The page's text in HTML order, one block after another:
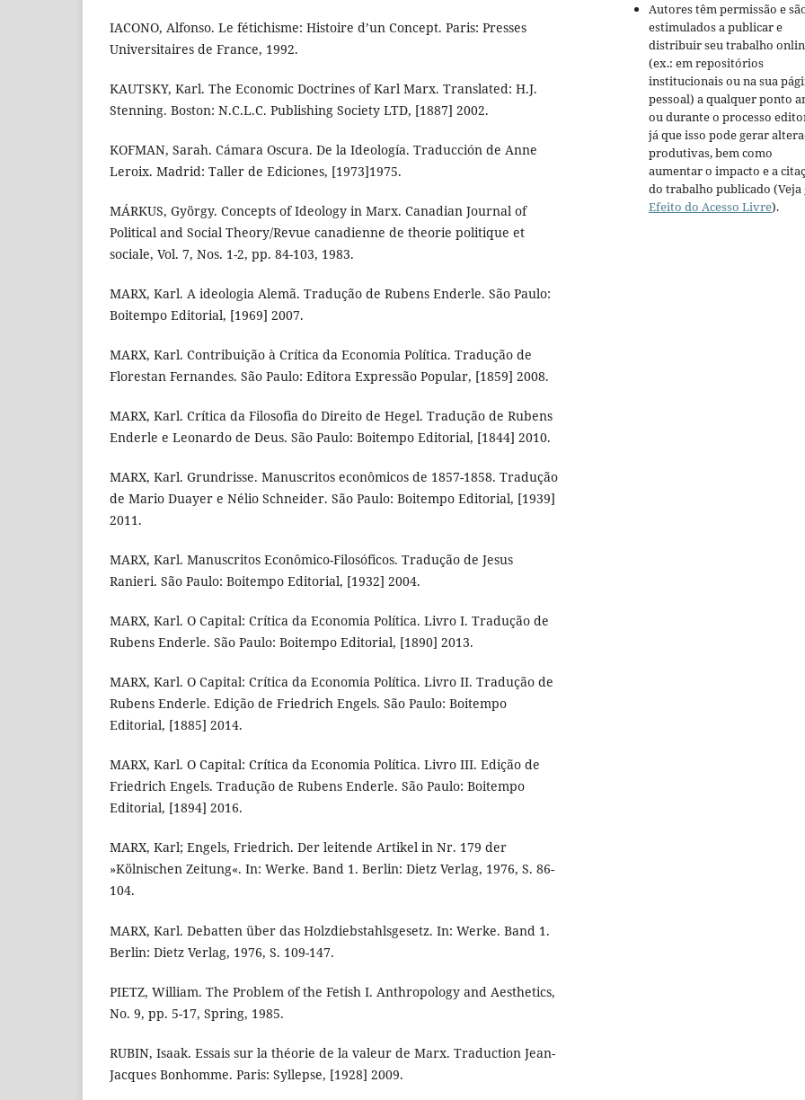
IACONO, Alfonso. Le fétichisme: Histoire d’un Concept. Paris: Presses
Universitaires de France, 1992.
KAUTSKY, Karl. The Economic Doctrines of Karl Marx. Translated: H.J.
Stenning. Boston: N.C.L.C. Publishing Society LTD, [1887] 2002.
KOFMAN, Sarah. Cámara Oscura. De la Ideología. Traducción de Anne
Leroix. Madrid: Taller de Ediciones, [1973]1975.
MÁRKUS, György. Concepts of Ideology in Marx. Canadian Journal of
Political and Social Theory/Revue canadienne de theorie politique et
sociale, Vol. 7, Nos. 1-2, pp. 84-103, 1983.
MARX, Karl. A ideologia Alemã. Tradução de Rubens Enderle. São Paulo:
Boitempo Editorial, [1969] 2007.
MARX, Karl. Contribuição à Crítica da Economia Política. Tradução de
Florestan Fernandes. São Paulo: Editora Expressão Popular, [1859] 2008.
MARX, Karl. Crítica da Filosofia do Direito de Hegel. Tradução de Rubens
Enderle e Leonardo de Deus. São Paulo: Boitempo Editorial, [1844] 2010.
MARX, Karl. Grundrisse. Manuscritos econômicos de 1857-1858. Tradução
de Mario Duayer e Nélio Schneider. São Paulo: Boitempo Editorial, [1939]
2011.
MARX, Karl. Manuscritos Econômico-Filosóficos. Tradução de Jesus
Ranieri. São Paulo: Boitempo Editorial, [1932] 2004.
MARX, Karl. O Capital: Crítica da Economia Política. Livro I. Tradução de
Rubens Enderle. São Paulo: Boitempo Editorial, [1890] 2013.
MARX, Karl. O Capital: Crítica da Economia Política. Livro II. Tradução de
Rubens Enderle. Edição de Friedrich Engels. São Paulo: Boitempo
Editorial, [1885] 2014.
MARX, Karl. O Capital: Crítica da Economia Política. Livro III. Edição de
Friedrich Engels. Tradução de Rubens Enderle. São Paulo: Boitempo
Editorial, [1894] 2016.
MARX, Karl; Engels, Friedrich. Der leitende Artikel in Nr. 179 der
»Kölnischen Zeitung«. In: Werke. Band 1. Berlin: Dietz Verlag, 1976, S. 86-
104.
MARX, Karl. Debatten über das Holzdiebstahlsgesetz. In: Werke. Band 1.
Berlin: Dietz Verlag, 1976, S. 109-147.
PIETZ, William. The Problem of the Fetish I. Anthropology and Aesthetics,
No. 9, pp. 5-17, Spring, 1985.
RUBIN, Isaak. Essais sur la théorie de la valeur de Marx. Traduction Jean-
Jacques Bonhomme. Paris: Syllepse, [1928] 2009.
Autores têm permissão e
estimulados a publicar e
distribuir seu trabalho
(ex.: em repositórios
institucionais ou na sua
pessoal) a qualquer ponto
ou durante o processo
já que isso pode gerar
produtivas, bem como
aumentar o impacto e a
do trabalho publicado (Veja
Efeito do Acesso Livre).